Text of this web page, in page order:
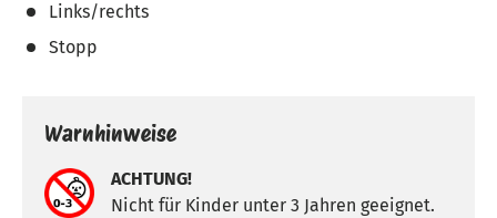
Links/rechts
Stopp
Warnhinweise
ACHTUNG!
Nicht für Kinder unter 3 Jahren geeignet.